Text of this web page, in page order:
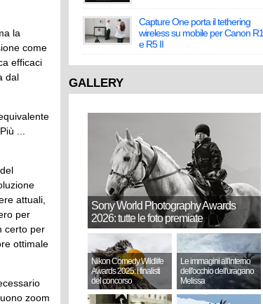
la
come
efficaci
dal
...
attuali,
per
certo per
ottimale
zoom
Capture One porta il tethering
wireless su mobile per Canon R1
e R5 II
GALLERY
Sony World Photography Awards
2026: tutte le foto premiate
Nikon Comedy Wildlife
Awards 2025: i finalisti
del concorso
Le immagini all'interno
dell'occhio dell'uragano
Melissa